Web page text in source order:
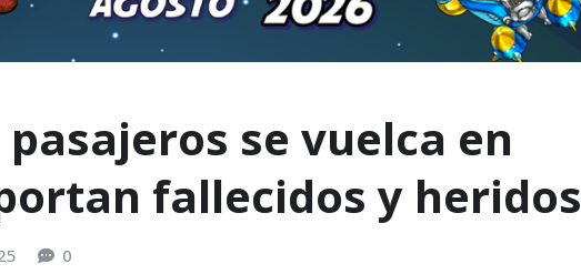
se vuelca en
fallecidos y heridos
0